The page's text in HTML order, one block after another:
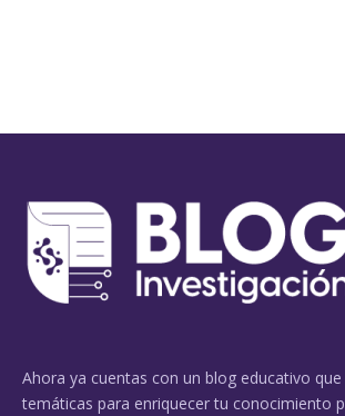
Ahora ya cuentas con un blog educativo
temáticas para enriquecer tu conocimiento